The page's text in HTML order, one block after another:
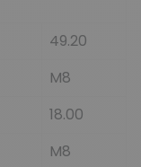
49.20
M8
18.00
M8